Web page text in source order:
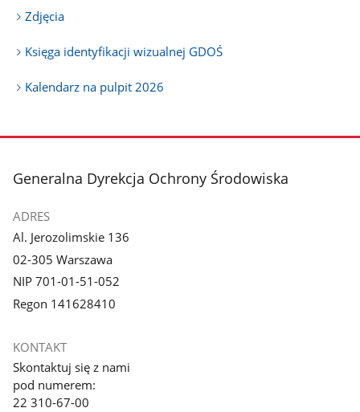
Zdjęcia
Księga identyfikacji wizualnej GDOŚ
Kalendarz na pulpit 2026
stopka
Generalna Dyrekcja Ochrony Środowiska
ADRES
Al. Jerozolimskie 136
02-305 Warszawa
NIP 701-01-51-052
Regon 141628410
KONTAKT
Skontaktuj się z nami
pod numerem:
22 310-67-00